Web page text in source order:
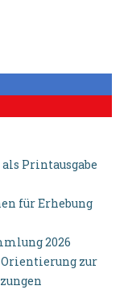
als Printausgabe
für Erhebung
2026
Orientierung zur